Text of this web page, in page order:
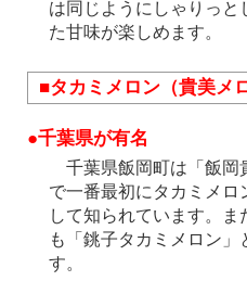
は同じようにしゃりっと
た甘味が楽しめます。
■タカミメロン（貴美メ
●千葉県が有名
千葉県飯岡町は「飯岡
で一番最初にタカミメロ
して知られています。
も「銚子タカミメロン」
す。